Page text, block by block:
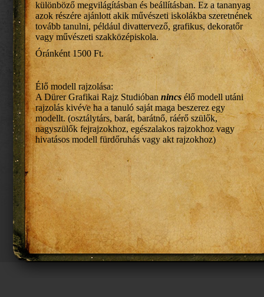
különböző megvilágításban és beállításban. Ez a tananyag
azok részére ajánlott akik művészeti iskolákba szeretnének
tovább tanulni, például divattervező, grafikus, dekoratőr
vagy művészeti szakközépiskola.
Óránként 1500 Ft.
Élő modell rajzolása:
A Dürer Grafikai Rajz Studióban nincs élő modell utáni
rajzolás kivéve ha a tanuló saját maga beszerez egy
modellt. (osztálytárs, barát, barátnő, ráérő szülők,
nagyszülők fejrajzokhoz, egészalakos rajzokhoz vagy
hivatásos modell fürdőruhás vagy akt rajzokhoz)